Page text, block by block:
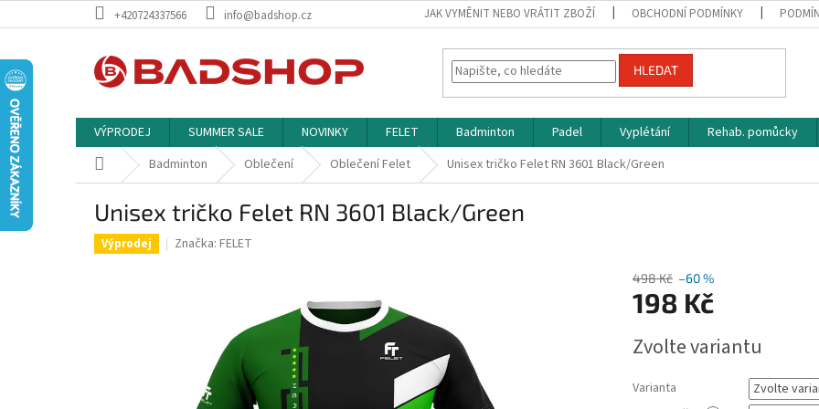
na
+420724337566 info@badshop.cz JAK VYMĚNIT NEBO VRÁTIT ZBOŽÍ OBCHODNÍ PODMÍNKY
HLEDAT
VÝPRODEJ SUMMER SALE NOVINKY FELET Badminton Padel Vyplétání Rehab. pomůcky
Domů Badminton Oblečení Oblečení Felet Unisex tričko Felet RN 3601 Black/Green
Unisex tričko Felet RN 3601 Black/Green
Výprodej Značka: FELET
498 Kč –60 %
198 Kč
cena:
Zvolte variantu
Varianta